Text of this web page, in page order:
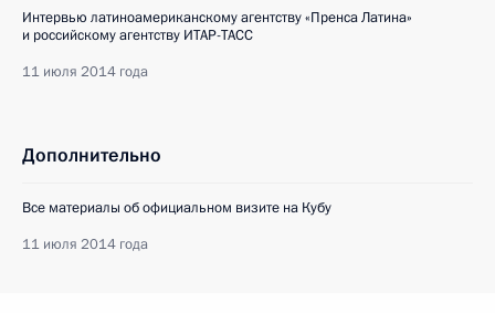
Интервью латиноамериканскому агентству «Пренса Латина»
и российскому агентству ИТАР-ТАСС
11 июля 2014 года
Дополнительно
Все материалы об официальном визите на Кубу
11 июля 2014 года